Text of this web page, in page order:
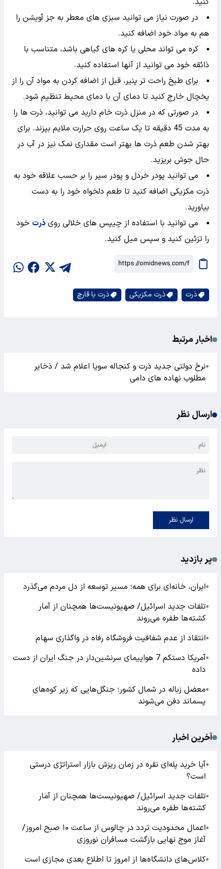
در صورت نیاز می توانید سبزی های معطر به جز آویشن را
هم به مواد خود اضافه کنید.
کره می تواند محلی یا کره های گیاهی باشد، متناسب با
ذائقه خود می توانید از آنها استفاده کنید.
برای طبخ راحت تر پنیر، قبل از اضافه کردن به مواد آن را از
یخچال خارج کنید تا دمای آن با دمای محیط تنظیم شود.
در صورتی که در منزل ذرت خام دارید می توانید، ذرت ها را
به مدت 45 دقیقه تا یک ساعت روی حرارت ملایم بپزند. برای
بهتر شدن طعم ذرت ها بهتر است مقداری نمک نیز در آب در
حال جوش بریزید.
می توانید پودر خردل و پودر سیر را بر حسب علاقه خود به
ذرت مکزیکی اضافه کنید تا طعم دلخواه خود را به دست
بیاورید.
می توانید با استفاده از چیپس های خلالی روی ذرت خود
را تزئین کنید و سپس میل کنید.
ذرت ذرت مکزیکی ذرت با قارچ
اخبار مرتبط
●نرخ دولتی جدید ذرت و کنجاله سویا اعلام شد / ذخایر
مطلوب نهاده های دامی
ارسال نظر
ارسال نظر
پر بازدید
●ایران، خانه‌ای برای همه؛ مسیر توسعه از دل مردم می‌گذرد
●تلفات جدید اسرائیل/ صهیونیست‌ها همچنان از آمار
کشته‌ها طفره می‌روند
●انتقاد از عدم شفافیت فروشگاه رفاه در واگذاری سهام
●
آمریکا دستکم 7 هواپیمای سرنشین‌دار در جنگ ایران از دست
داده
●معضل زباله در شمال کشور؛ جنگل‌هایی که زیر کوه‌های
پسماند دفن می‌شوند
آخرین اخبار
●آیا خرید پله‌ای نقره در زمان ریزش بازار استراتژی درستی
است؟
●تلفات جدید اسرائیل/ صهیونیست‌ها همچنان از آمار
کشته‌ها طفره می‌روند
●
اعمال محدودیت تردد در چالوس از ساعت ۱۰ صبح امروز/
آغاز موج نهایی بازگشت مسافران نوروزی
●کلاس‌های دانشگاه‌ها از امروز تا اطلاع بعدی مجازی است